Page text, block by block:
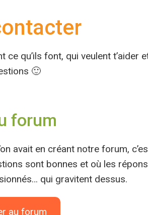
ce qu’ils font, qui veulent t’aider
🙂
forum
avait en créant notre forum,
sont bonnes et où les
qui gravitent dessus.
au forum